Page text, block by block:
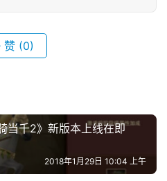
赞 (0)
当千2》新版本上线在即
2018年1月29日 10:04 上午